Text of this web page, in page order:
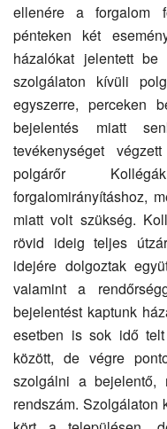
ellenére a forgalom
pénteken két
házalókat jelentett
szolgálaton kívüli
egyszerre, perceken
bejelentés miatt
tevékenységet
polgárőr
forgalomirányításhoz,
miatt volt szükség.
rövid ideig teljes
idejére dolgoztak
valamint a
bejelentést kaptunk
esetben is sok idő
között, de végre
szolgálni a
rendszám. Szolgálaton